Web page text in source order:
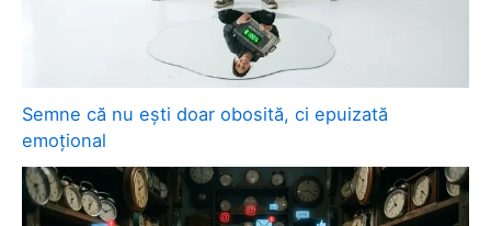
Semne că nu ești doar obosită, ci epuizată
emoțional